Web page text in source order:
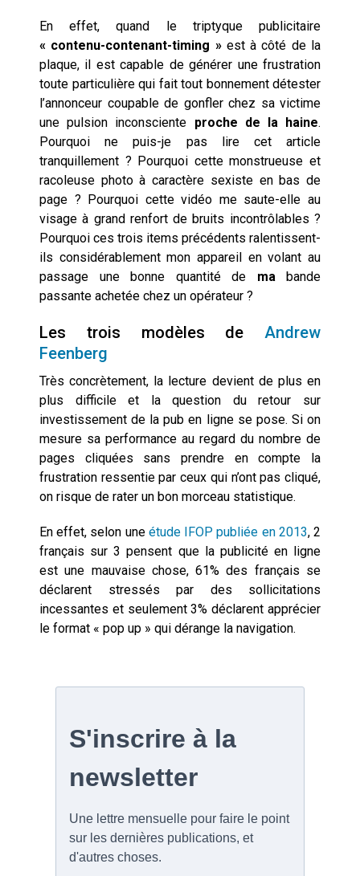
En effet, quand le triptyque publicitaire
« contenu-contenant-timing »est à côté de la
plaque, il est capable de générer une frustration
toute particulière qui fait tout bonnement détester
l’annonceur coupable de gonfler chez sa victime
une pulsion inconsciente proche de la haine.
Pourquoi ne puis-je pas lire cet article
tranquillement ? Pourquoi cette monstrueuse et
racoleuse photo à caractère sexiste en bas de
page ? Pourquoi cette vidéo me saute-elle au
visage à grand renfort de bruits incontrôlables ?
Pourquoi ces trois items précédents ralentissent-
ils considérablement mon appareil en volant au
passage une bonne quantité de mabande
passante achetée chez un opérateur ?
Les trois modèles de Andrew
Feenberg
Très concrètement, la lecture devient de plus en
plus difficile et la question du retour sur
investissement de la pub en ligne se pose. Si on
mesure sa performance au regard du nombre de
pages cliquées sans prendre en compte la
frustration ressentie par ceux qui n’ont pas cliqué,
on risque de rater un bon morceau statistique.
En effet, selon une étude IFOP publiée en 2013, 2
français sur 3 pensent que la publicité en ligne
est une mauvaise chose, 61% des français se
déclarent stressés par des sollicitations
incessantes et seulement 3% déclarent apprécier
le format « pop up » qui dérange la navigation.